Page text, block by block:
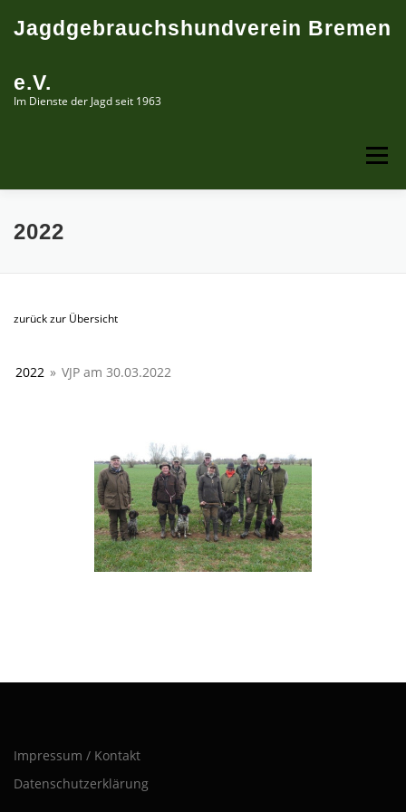
Inhalt
springen
Jagdgebrauchshundverein Bremen
e.V.
Im Dienste der Jagd seit 1963
Menü
ÜBER UNS
2022
zurück zur Übersicht
2022 » VJP am 30.03.2022
Impressum / Kontakt
Datenschutzerklärung